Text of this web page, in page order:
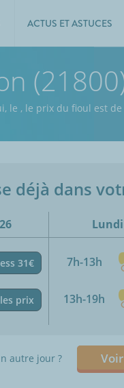
ACTUS ET ASTUCES
le , le prix du fioul est de
déjà dans
31€
prix
7h-13h
13h-19h
autre jour ?